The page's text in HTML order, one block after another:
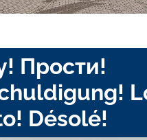
Прости!
Désolé!